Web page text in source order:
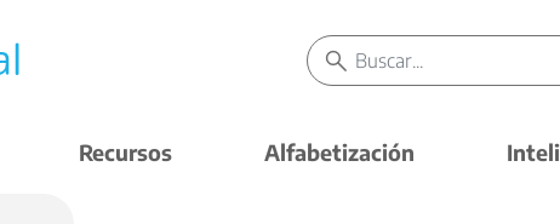
Recursos Alfabetización